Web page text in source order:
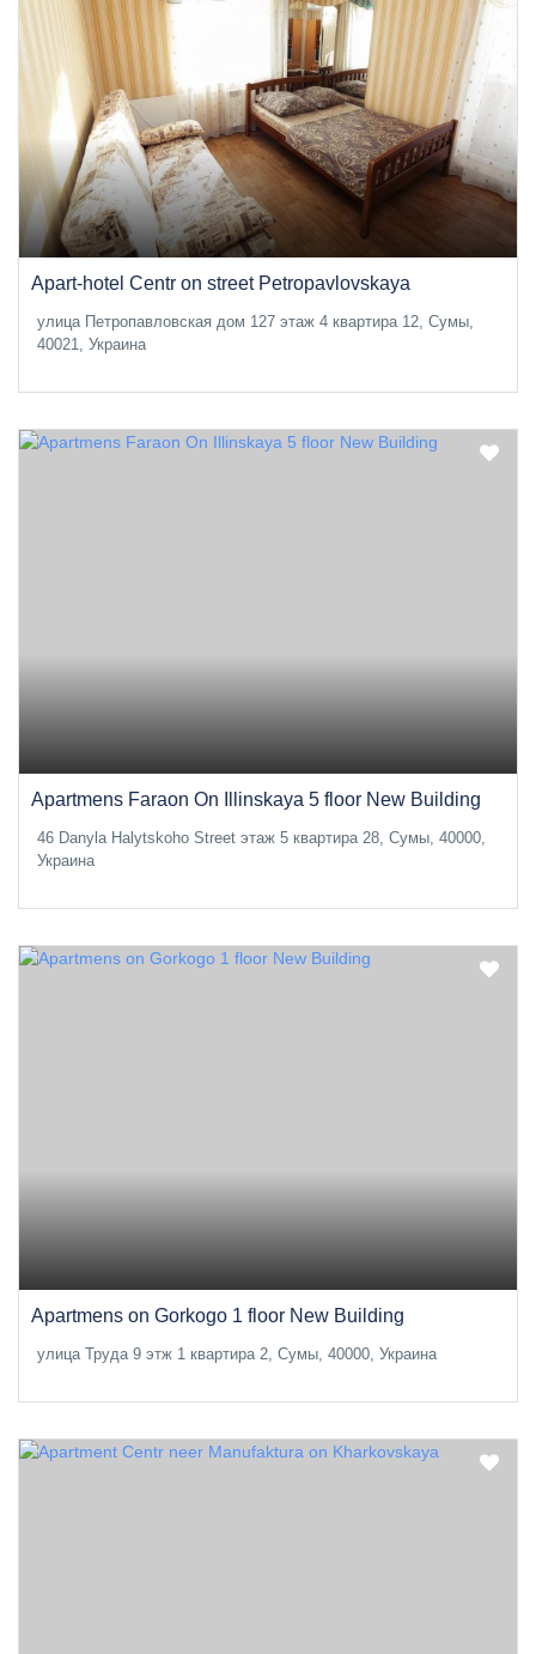
Apart-hotel Centr on street Petropavlovskaya
улица Петропавловская дом 127 этаж 4 квартира 12, Сумы,
40021, Украина
Apartmens Faraon On Illinskaya 5 floor New Building
46 Danyla Halytskoho Street этаж 5 квартира 28, Сумы, 40000,
Украина
Apartmens on Gorkogo 1 floor New Building
улица Труда 9 этж 1 квартира 2, Сумы, 40000, Украина